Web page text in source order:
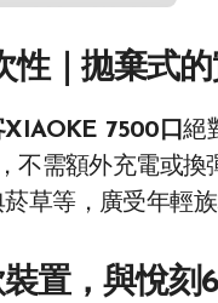
性｜拋棄式
XIAOKE 7500口絕
不需額外充電或換
草等，廣受年輕族
裝置，與悅刻